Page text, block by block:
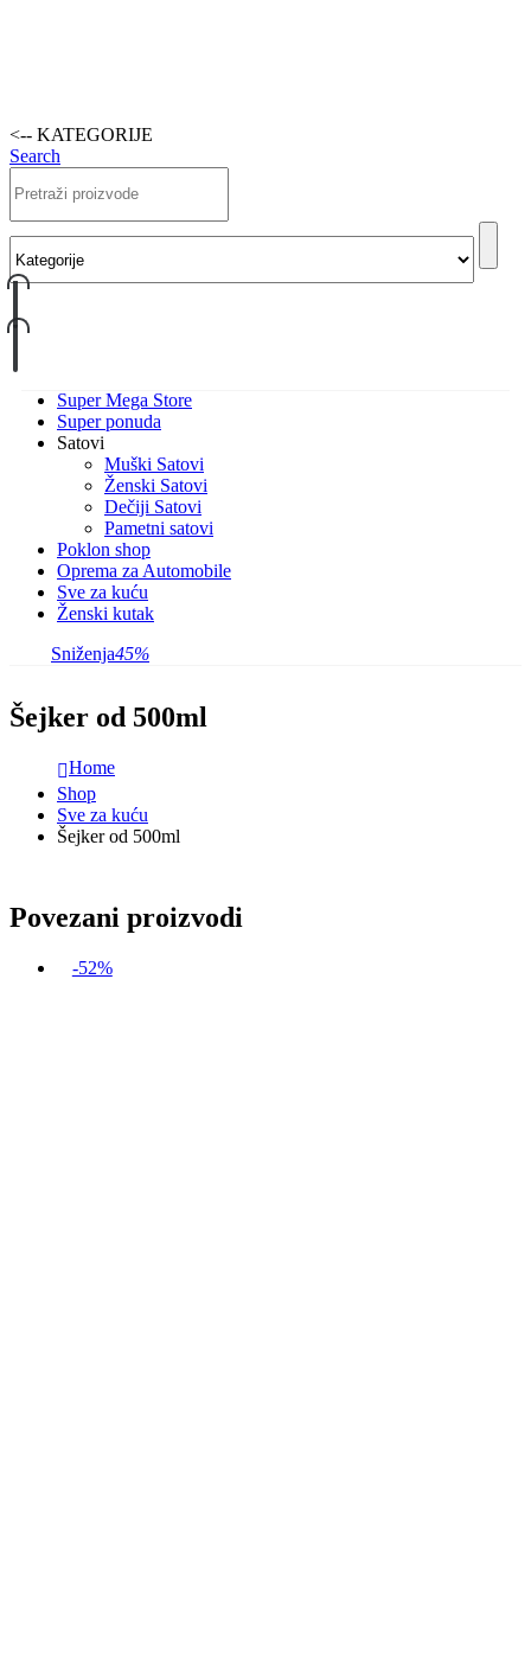
<-- KATEGORIJE
Search
Super Mega Store
Super ponuda
Satovi
Muški Satovi
Ženski Satovi
Dečiji Satovi
Pametni satovi
Poklon shop
Oprema za Automobile
Sve za kuću
Ženski kutak
Sniženja45%
Šejker od 500ml
Home
Shop
Sve za kuću
Šejker od 500ml
Povezani proizvodi
-52%